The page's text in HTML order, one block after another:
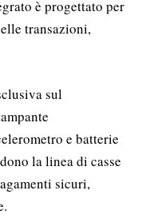
è progettato per
transazioni,
sul
e batterie
la linea di casse
sicuri,